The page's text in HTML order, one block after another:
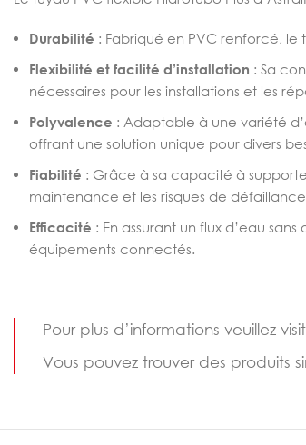
Durabilité : Fabriqué en PVC renforcé, le
Flexibilité et facilité d’installation : Sa
nécessaires pour les installations et les
Polyvalence : Adaptable à une variété
offrant une solution unique pour divers
Fiabilité : Grâce à sa capacité à
maintenance et les risques de
Efficacité : En assurant un flux d’eau
équipements connectés.
Pour plus d’informations veuillez
Vous pouvez trouver des produits